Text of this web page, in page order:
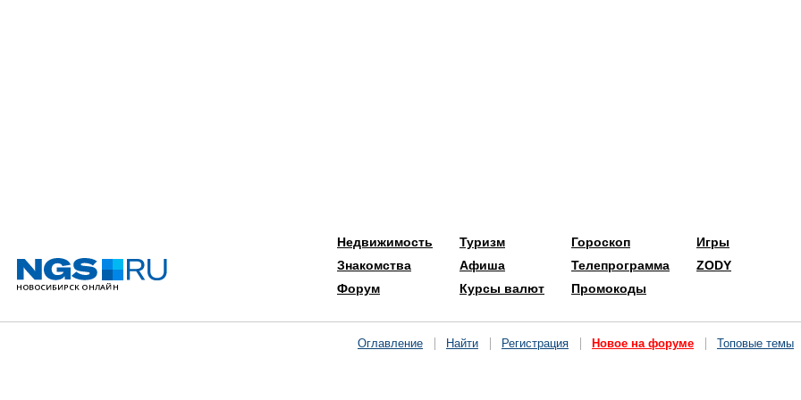
Недвижимость
Знакомства
Форум
Туризм
Афиша
Курсы валют
Гороскоп
Телепрограмма
Промокоды
Игры
ZODY
Оглавление Найти Регистрация Новое на форуме Топовые темы